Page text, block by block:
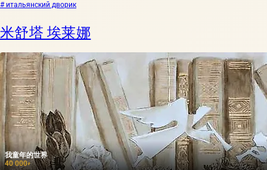
# итальянский дворик
米舒塔 埃莱娜
我童年的世界
40 000₽